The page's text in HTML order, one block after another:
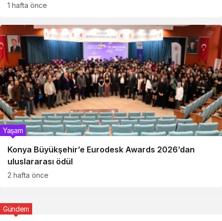
1 hafta önce
Konya Büyükşehir’e Eurodesk Awards 2026’dan
uluslararası ödül
Yaşam
2 hafta önce
Gündem